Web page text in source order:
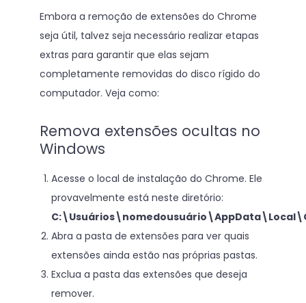
Embora a remoção de extensões do Chrome
seja útil, talvez seja necessário realizar etapas
extras para garantir que elas sejam
completamente removidas do disco rígido do
computador. Veja como:
Remova extensões ocultas no
Windows
Acesse o local de instalação do Chrome. Ele
provavelmente está neste diretório:
Abra a pasta de extensões para ver quais
extensões ainda estão nas próprias pastas.
Exclua a pasta das extensões que deseja
remover.